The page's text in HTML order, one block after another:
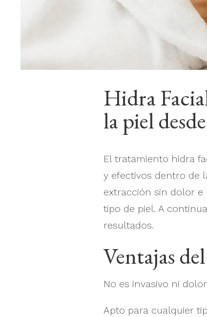
Hidra
la piel
El tratamiento hidra
y efectivos dentro de
extracción sin dolor
tipo de piel. A
resultados.
Ventajas
No es invasivo ni
Apto para cualquier